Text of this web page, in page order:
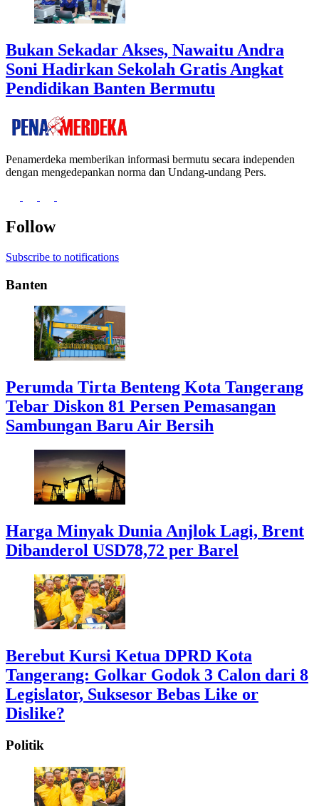
Bukan Sekadar Akses, Nawaitu Andra
Soni Hadirkan Sekolah Gratis Angkat
Pendidikan Banten Bermutu
Penamerdeka memberikan informasi bermutu secara independen
dengan mengedepankan norma dan Undang-undang Pers.
Follow
Subscribe to notifications
Banten
Perumda Tirta Benteng Kota Tangerang
Tebar Diskon 81 Persen Pemasangan
Sambungan Baru Air Bersih
Harga Minyak Dunia Anjlok Lagi, Brent
Dibanderol USD78,72 per Barel
Berebut Kursi Ketua DPRD Kota
Tangerang: Golkar Godok 3 Calon dari 8
Legislator, Suksesor Bebas Like or
Dislike?
Politik